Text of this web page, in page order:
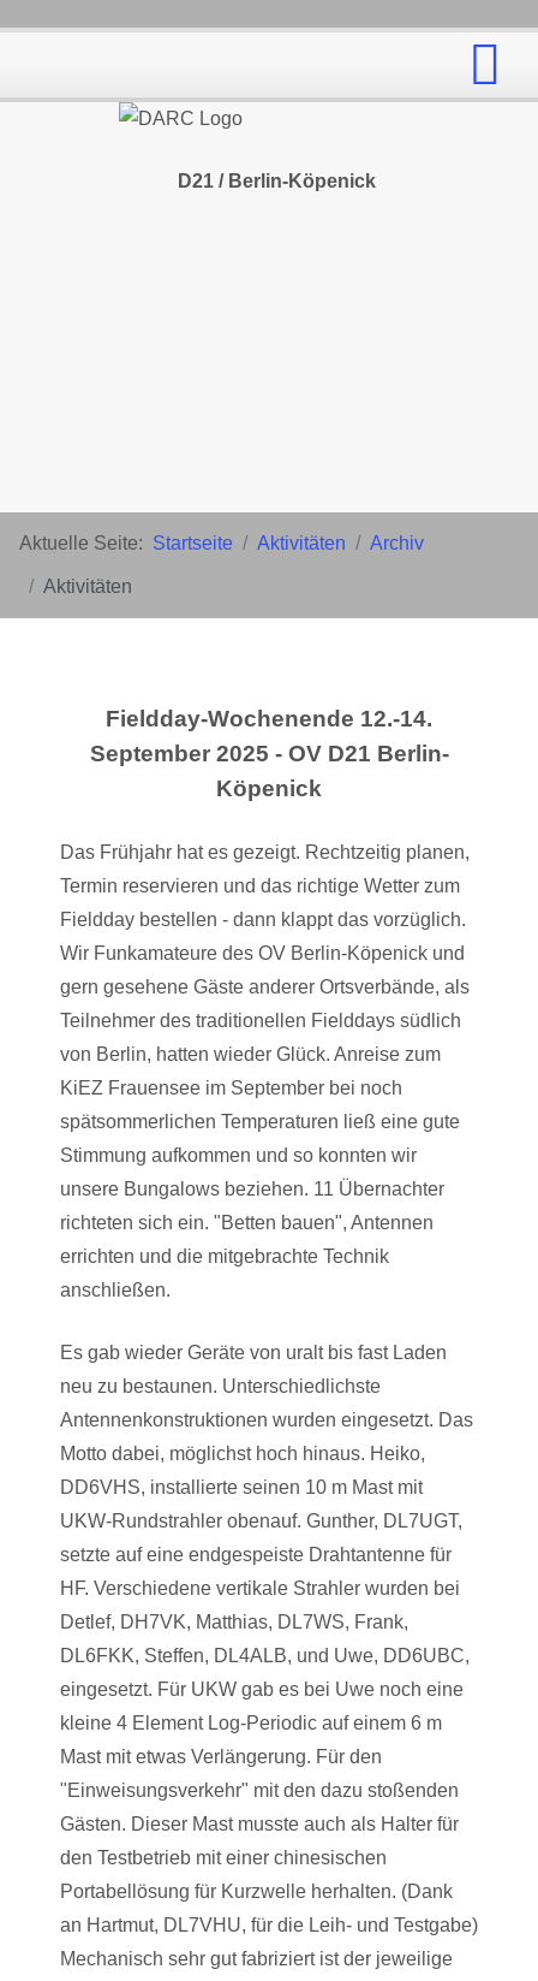
D21 / Berlin-Köpenick
Aktuelle Seite: Startseite Aktivitäten Archiv
Aktivitäten
Fieldday-Wochenende 12.-14.
September 2025 - OV D21 Berlin-
Köpenick
Das Frühjahr hat es gezeigt. Rechtzeitig planen,
Termin reservieren und das richtige Wetter zum
Fieldday bestellen - dann klappt das vorzüglich.
Wir Funkamateure des OV Berlin-Köpenick und
gern gesehene Gäste anderer Ortsverbände, als
Teilnehmer des traditionellen Fielddays südlich
von Berlin, hatten wieder Glück. Anreise zum
KiEZ Frauensee im September bei noch
spätsommerlichen Temperaturen ließ eine gute
Stimmung aufkommen und so konnten wir
unsere Bungalows beziehen. 11 Übernachter
richteten sich ein. "Betten bauen", Antennen
errichten und die mitgebrachte Technik
anschließen.
Es gab wieder Geräte von uralt bis fast Laden
neu zu bestaunen. Unterschiedlichste
Antennenkonstruktionen wurden eingesetzt. Das
Motto dabei, möglichst hoch hinaus. Heiko,
DD6VHS, installierte seinen 10 m Mast mit
UKW-Rundstrahler obenauf. Gunther, DL7UGT,
setzte auf eine endgespeiste Drahtantenne für
HF. Verschiedene vertikale Strahler wurden bei
Detlef, DH7VK, Matthias, DL7WS, Frank,
DL6FKK, Steffen, DL4ALB, und Uwe, DD6UBC,
eingesetzt. Für UKW gab es bei Uwe noch eine
kleine 4 Element Log-Periodic auf einem 6 m
Mast mit etwas Verlängerung. Für den
"Einweisungsverkehr" mit den dazu stoßenden
Gästen. Dieser Mast musste auch als Halter für
den Testbetrieb mit einer chinesischen
Portabellösung für Kurzwelle herhalten. (Dank
an Hartmut, DL7VHU, für die Leih- und Testgabe)
Mechanisch sehr gut fabriziert ist der jeweilige